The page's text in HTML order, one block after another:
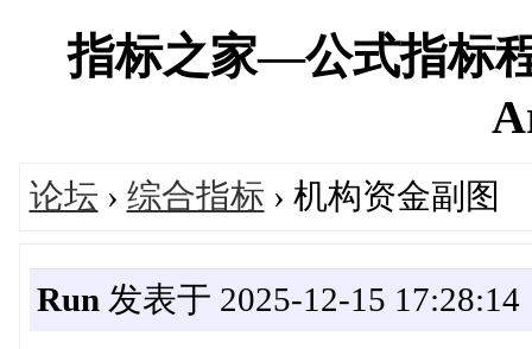
指标之家—公式指标
论坛 › 综合指标 › 机构资金副图
Run 发表于 2025-12-15 17:28:14